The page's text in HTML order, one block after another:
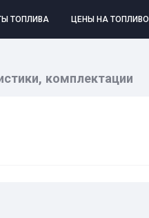
ТОПЛИВА ЦЕНЫ НА ТОПЛИВО
комплектации